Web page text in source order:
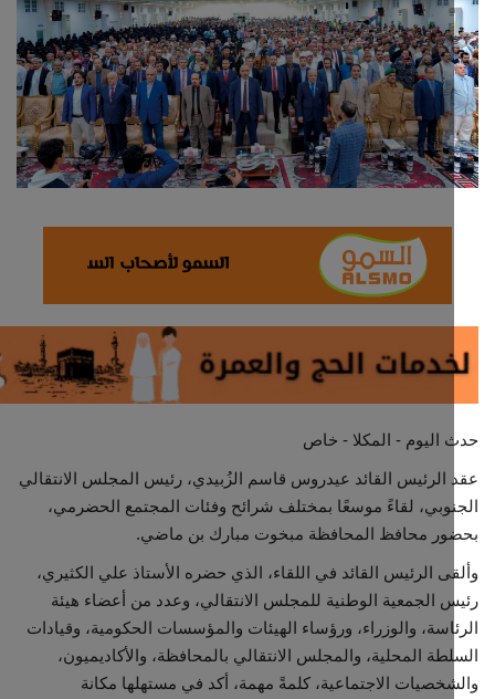
ثقافة وفن
اقتصاد
التقارير والحوارات
الطقس
العالمية
منصة حرة
تكنولوجيا وسيارات
مجتمع مدني
معرض الصور
اليوم - المكلا - خاص
الرئيس القائد عيدروس قاسم الزُبيدي، رئيس المجلس الانتقالي
لقاءً موسعًا بمختلف شرائح وفئات المجتمع الحضرمي،
محافظ المحافظة مبخوت مبارك بن ماضي.
الرئيس القائد في اللقاء، الذي حضره الأستاذ علي الكثيري،
الجمعية الوطنية للمجلس الانتقالي، وعدد من أعضاء هيئة
والوزراء، ورؤساء الهيئات والمؤسسات الحكومية، وقيادات
المحلية، والمجلس الانتقالي بالمحافظة، والأكاديميون،
الاجتماعية، كلمةً مهمة، أكد في مستهلها مكانة